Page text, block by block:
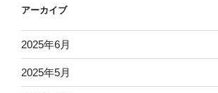
アーカイブ
2025年6月
2025年5月